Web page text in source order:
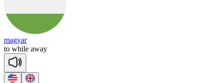
magyar
to while away